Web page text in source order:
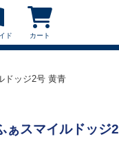
ド カート
ドッジ2号 黄青
ぁスマイルドッジ